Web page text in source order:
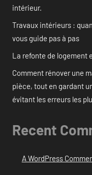
intérieur.
Travaux intérieurs :
vous guide pas à pas
La refonte de logement
Comment rénover une
pièce, tout en gardant
évitant les erreurs les
Recent
A WordPress